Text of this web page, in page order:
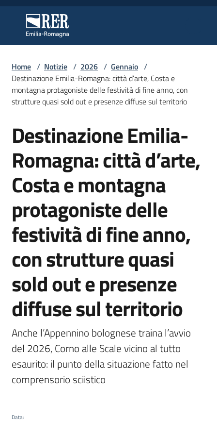
Regione Emilia-Romagna
Regione Emilia-Romagna
Regione
Servizi
Leggi
Atti
Argomenti
Campagne
di
comunicazione
Seguici
su
Home / Notizie / 2026 / Gennaio /
Destinazione Emilia-Romagna: città d’arte, Costa e
montagna protagoniste delle festività di fine anno, con
strutture quasi sold out e presenze diffuse sul territorio
Salta al contenuto
Destinazione Emilia-
Romagna: città d’arte,
Costa e montagna
protagoniste delle
festività di fine anno,
con strutture quasi
sold out e presenze
diffuse sul territorio
Anche l’Appennino bolognese traina l’avvio
del 2026, Corno alle Scale vicino al tutto
esaurito: il punto della situazione fatto nel
comprensorio sciistico
Data: